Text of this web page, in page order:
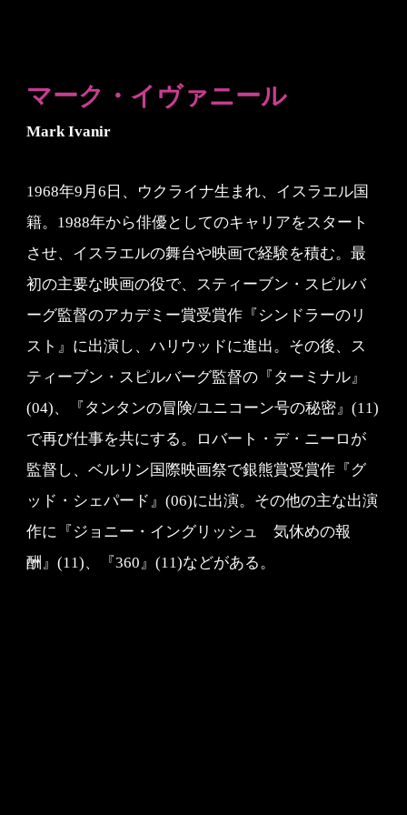
マーク・イヴァニール
Mark Ivanir
1968年9月6日、ウクライナ生まれ、イスラエル国
籍。1988年から俳優としてのキャリアをスタート
させ、イスラエルの舞台や映画で経験を積む。最
初の主要な映画の役で、スティーブン・スピルバ
ーグ監督のアカデミー賞受賞作『シンドラーのリ
スト』に出演し、ハリウッドに進出。その後、ス
ティーブン・スピルバーグ監督の『ターミナル』
(04)、『タンタンの冒険/ユニコーン号の秘密』(11)
で再び仕事を共にする。ロバート・デ・ニーロが
監督し、ベルリン国際映画祭で銀熊賞受賞作『グ
ッド・シェパード』(06)に出演。その他の主な出演
作に『ジョニー・イングリッシュ 気休めの報
酬』(11)、『360』(11)などがある。